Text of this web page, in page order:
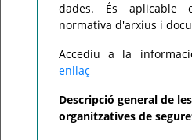
dades. És
normativa d'arxius i
Accediu a la
enllaç
Descripció general de
organitzatives de